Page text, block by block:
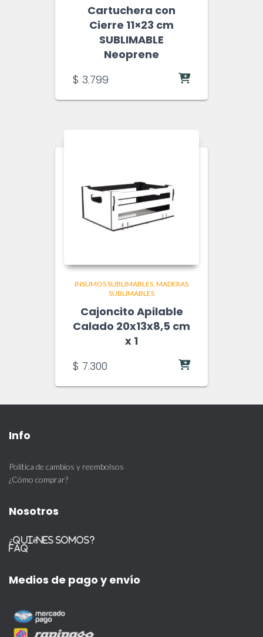
Cartuchera con
Cierre 11×23 cm
SUBLIMABLE
Neoprene
$ 3.799
INSUMOS SUBLIMABLES MADERAS
SUBLIMABLES
Cajoncito Apilable
Calado 20x13x8,5 cm
x 1
$ 7.300
Info
Política de cambios y reembolsos
¿Cómo comprar?
Nosotros
¿Quiénes somos?
FAQ
Medios de pago y envío